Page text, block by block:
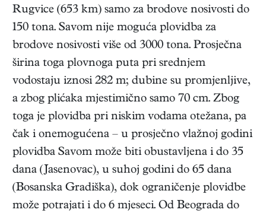
Rugvice (653 km) samo za brodove nosivosti do
150 tona. Savom nije moguća plovidba za
brodove nosivosti više od 3000 tona. Prosječna
širina toga plovnoga puta pri srednjem
vodostaju iznosi 282 m; dubine su promjenljive,
a zbog plićaka mjestimično samo 70 cm. Zbog
toga je plovidba pri niskim vodama otežana, pa
čak i onemogućena – u prosječno vlažnoj godini
plovidba Savom može biti obustavljena i do 35
dana (Jasenovac), u suhoj godini do 65 dana
(Bosanska Gradiška), dok ograničenje plovidbe
može potrajati i do 6 mjeseci. Od Beograda do